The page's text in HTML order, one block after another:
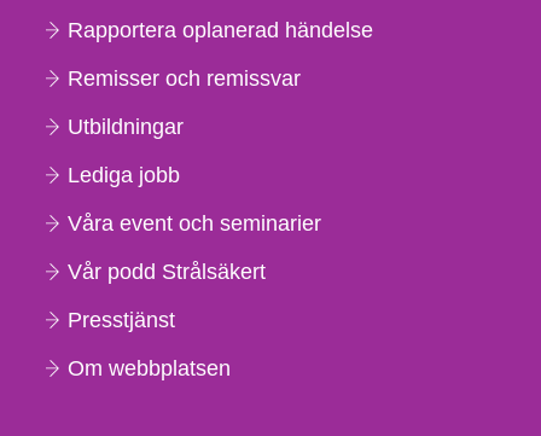
Rapportera oplanerad händelse
Remisser och remissvar
Utbildningar
Lediga jobb
Våra event och seminarier
Vår podd Strålsäkert
Presstjänst
Om webbplatsen